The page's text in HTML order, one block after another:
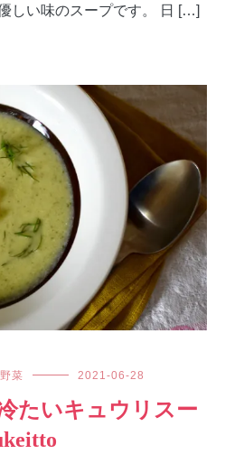
しい味のスープです。 日 […]
野菜 2021-06-28
たいキュウリスー